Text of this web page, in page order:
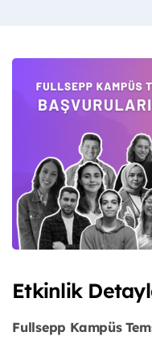
Etkinlik
Fullsepp Kampüs